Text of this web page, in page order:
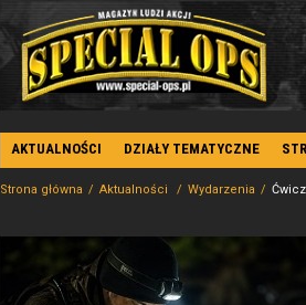
AKTUALNOŚCI DZIAŁY TEMATYCZNE
Strona główna Aktualności Wydarzenia